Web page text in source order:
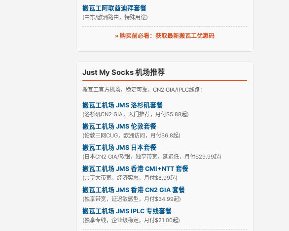
搬瓦工阿联酋迪拜套餐
(中东/欧洲路由，特殊用途)
» 购买前必看：获取最新搬瓦工优惠码
Just My Socks 机场推荐
搬瓦工官方机场，稳定可靠，CN2 GIA/IPLC线路：
搬瓦工机场 JMS 洛杉矶套餐
(洛杉矶CN2 GIA，入门推荐，月付$5.88起)
搬瓦工机场 JMS 伦敦套餐
(伦敦三网CUG，欧洲访问，月付$6.8起)
搬瓦工机场 JMS 日本套餐
(日本CN2 GIA/软银，独享带宽，延迟低，月付$29.99起)
搬瓦工机场 JMS 香港 CMI+NTT 套餐
(共享大带宽，经济实惠，月付$8.99起)
搬瓦工机场 JMS 香港 CN2 GIA 套餐
(独享带宽，延迟敏感型，月付$34.99起)
搬瓦工机场 JMS IPLC 专线套餐
(独享专线，企业级稳定，月付$21.00起)